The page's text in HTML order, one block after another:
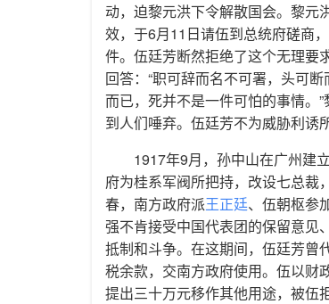
动，迫黎元洪下令解散国会。黎元
效，于6月11日请伍到总统府磋商
件。伍廷芳断然拒绝了这个无理要
回答：“职可辞而名不可署，头可
而已，死并不是一件可怕的事情。
到人们唾弃。伍廷芳不为威胁利诱
1917年9月，孙中山在广州建
府为桂系军阀所把持，改设七总裁
春，南方政府派王正廷、伍朝枢参
强不肯接受中国代表团的保留意见
抵制和斗争。在这期间，伍廷芳曾
税余款，交南方政府使用。伍以财
提出三十万元移作其他用途，被伍